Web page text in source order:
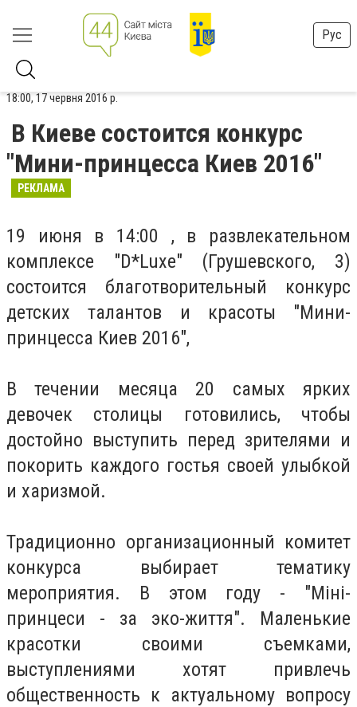
Рус
18:00, 17 червня 2016 р.
В Киеве состоится конкурс
"Мини-принцесса Киев 2016"
РЕКЛАМА
19 июня в 14:00 , в развлекательном
комплексе "D*Luxe" (Грушевского, 3)
состоится благотворительный конкурс
детских талантов и красоты "Мини-
принцесса Киев 2016",
В течении месяца 20 самых ярких
девочек столицы готовились, чтобы
достойно выступить перед зрителями и
покорить каждого гостья своей улыбкой
и харизмой.
Традиционно организационный комитет
конкурса выбирает тематику
мероприятия. В этом году - "Міні-
принцеси - за эко-життя". Маленькие
красотки своими съемками,
выступлениями хотят привлечь
общественность к актуальному вопросу